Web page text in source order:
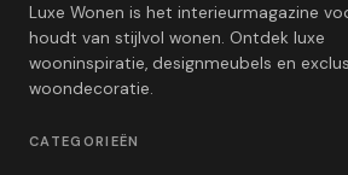
Luxe Wonen is het interieurmagazine
houdt van stijlvol wonen. Ontdek luxe
wooninspiratie, designmeubels en
woondecoratie.
CATEGORIEËN